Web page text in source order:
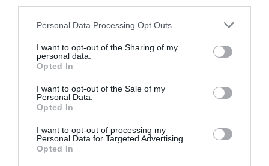
Please note that this website/app uses one or more Google
not limited to your visit or usage behaviour. You may click to
grant or deny consent to Google and its third-party tags to
use your data for below specified purposes in below Google
consent section.
Personal Data Processing Opt Outs
I want to opt-out of the Sharing of my
personal data.
Opted In
I want to opt-out of the Sale of my
Personal Data.
Opted In
I want to opt-out of processing my
Personal Data for Targeted Advertising.
Opted In
ΑΘΛΗΤΙΚΑ